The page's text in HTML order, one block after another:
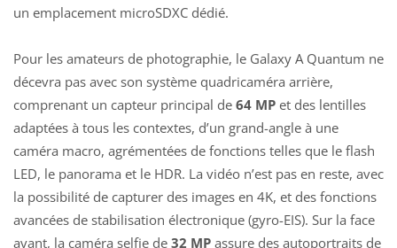
un emplacement microSDXC dédié.
Pour les amateurs de photographie, le Galaxy A Quantum ne
décevra pas avec son système quadricaméra arrière,
comprenant un capteur principal de 64 MP et des lentilles
adaptées à tous les contextes, d’un grand-angle à une
caméra macro, agrémentées de fonctions telles que le flash
LED, le panorama et le HDR. La vidéo n’est pas en reste, avec
la possibilité de capturer des images en 4K, et des fonctions
avancées de stabilisation électronique (gyro-EIS). Sur la face
avant, la caméra selfie de 32 MP assure des autoportraits de